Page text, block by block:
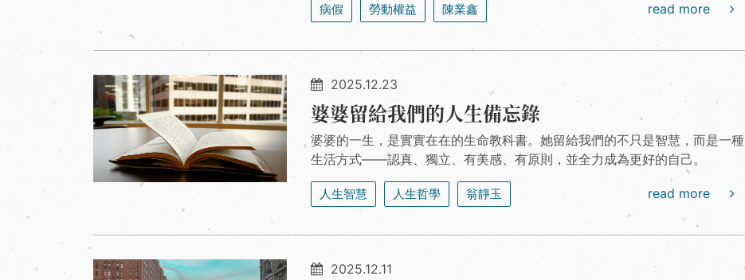
病假 勞動權益 陳業鑫 read more
2025.12.23
婆婆留給我們的人生備忘錄
婆婆的一生，是實實在在的生命教科書。她留給我們的不只是智慧，而是一種
生活方式——認真、獨立、有美感、有原則，並全力成為更好的自己。
人生智慧 人生哲學 翁靜玉 read more
2025.12.11